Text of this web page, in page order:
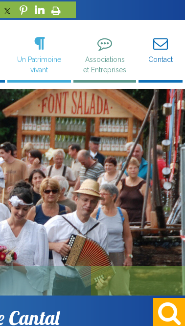
Un Patrimoine
vivant
Associations
et Entreprises
Contact
Cantal